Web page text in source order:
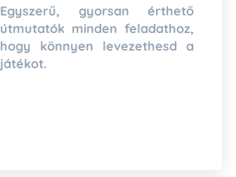
Egyszerű, gyorsan érthető
útmutatók minden feladathoz,
hogy könnyen levezethesd a
játékot.